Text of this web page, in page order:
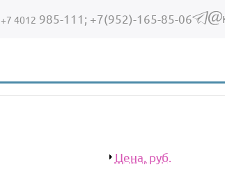
+7 4012 985-111; +7(952)-165-85-06
Показать
Цена, руб.